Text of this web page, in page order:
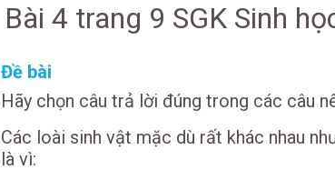
Bài 4 trang 9 SGK Sinh
Đề bài
Hãy chọn câu trả lời đúng trong các câu
Các loài sinh vật mặc dù rất khác nhau
là vì: